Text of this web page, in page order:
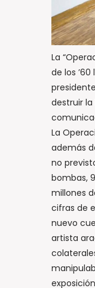
La
de los
destruir la
La
además
no
bombas,
millones
cifras de
nuevo
artista